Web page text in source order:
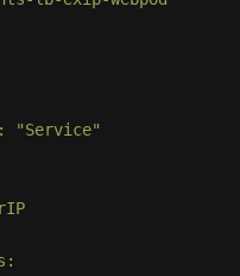
"Service"